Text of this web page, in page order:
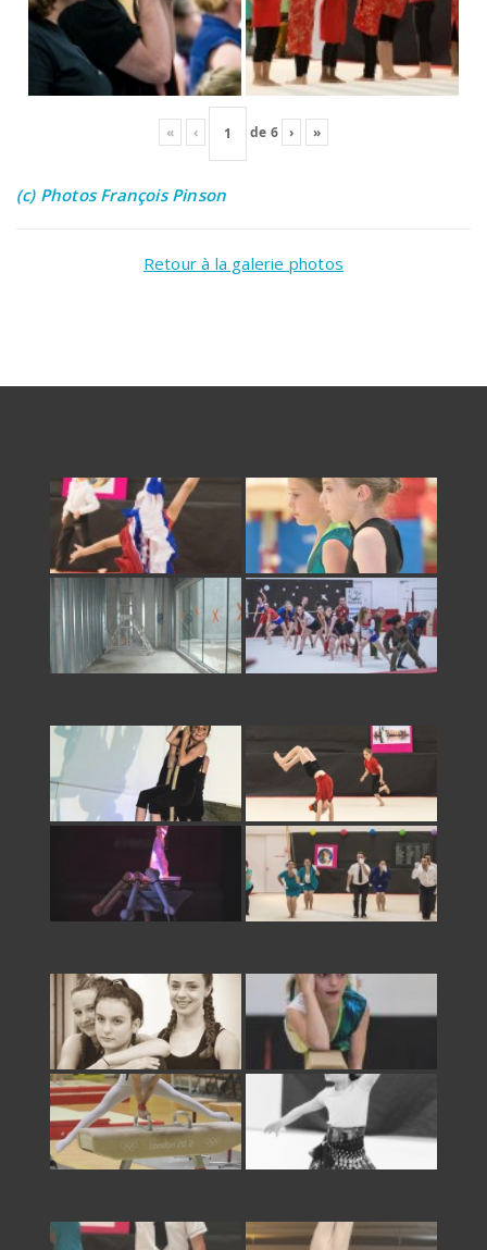
« ‹ de 6 › »
(c) Photos François Pinson
Retour à la galerie photos